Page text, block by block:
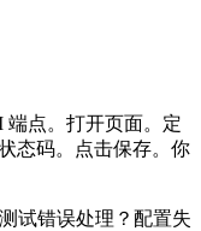
端点。打开页面。定
态码。点击保存。你
试错误处理？配置失